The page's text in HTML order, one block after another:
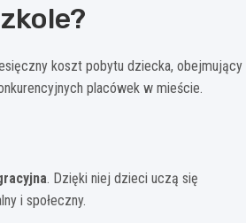
koszt pobytu dziecka, obejmujący
placówek w mieście.
. Dzięki niej dzieci uczą się
i społeczny.